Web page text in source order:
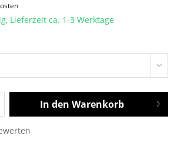
Lieferzeit ca. 1-3 Werktage
In den Warenkorb